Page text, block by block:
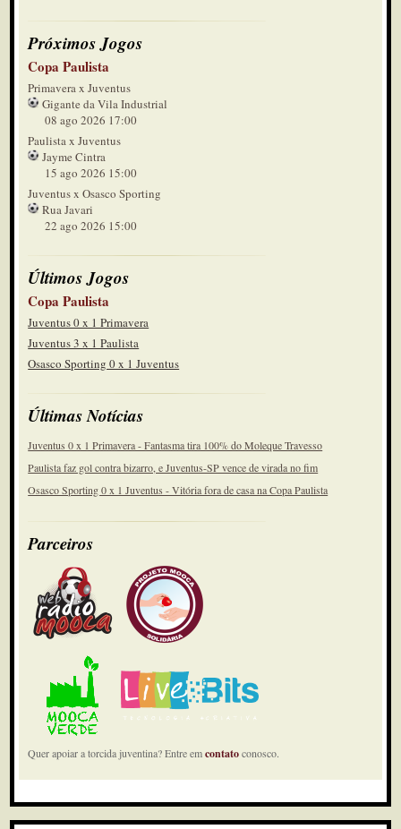
Próximos Jogos
Copa Paulista
Primavera x Juventus
Gigante da Vila Industrial
08 ago 2026 17:00
Paulista x Juventus
Jayme Cintra
15 ago 2026 15:00
Juventus x Osasco Sporting
Rua Javari
22 ago 2026 15:00
Últimos Jogos
Copa Paulista
Juventus 0 x 1 Primavera
Juventus 3 x 1 Paulista
Osasco Sporting 0 x 1 Juventus
Últimas Notícias
Juventus 0 x 1 Primavera - Fantasma tira 100% do Moleque Travesso
Paulista faz gol contra bizarro, e Juventus-SP vence de virada no fim
Osasco Sporting 0 x 1 Juventus - Vitória fora de casa na Copa Paulista
Parceiros
Quer apoiar a torcida juventina? Entre emcontatoconosco.